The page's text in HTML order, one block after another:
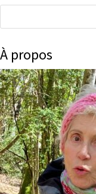
À propos